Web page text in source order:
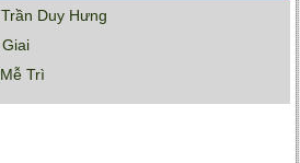
Duy Hưng
Trì